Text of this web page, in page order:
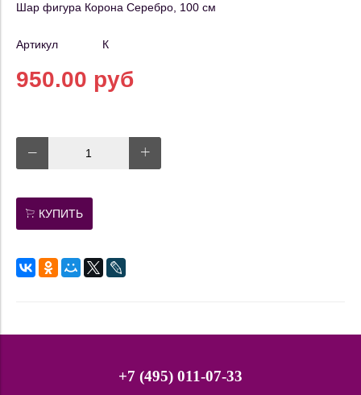
Шар фигура Корона Серебро, 100 см
Артикул К
950.00 руб
КУПИТЬ
+7 (495) 011-07-33